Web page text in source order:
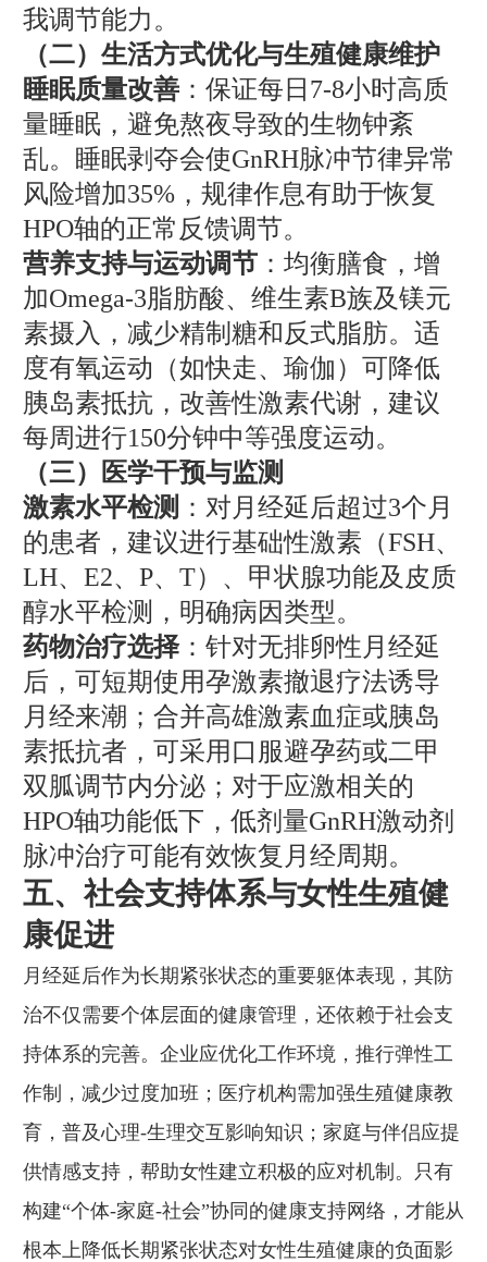
我调节能力。
（二）生活方式优化与生殖健康维护
睡眠质量改善 ：保证每日7-8小时高质
量睡眠，避免熬夜导致的生物钟紊
乱。睡眠剥夺会使GnRH脉冲节律异常
风险增加35%，规律作息有助于恢复
HPO轴的正常反馈调节。
营养支持与运动调节 ：均衡膳食，增
加Omega-3脂肪酸、维生素B族及镁元
素摄入，减少精制糖和反式脂肪。适
度有氧运动（如快走、瑜伽）可降低
胰岛素抵抗，改善性激素代谢，建议
每周进行150分钟中等强度运动。
（三）医学干预与监测
激素水平检测 ：对月经延后超过3个月
的患者，建议进行基础性激素（FSH、
LH、E2、P、T）、甲状腺功能及皮质
醇水平检测，明确病因类型。
药物治疗选择：针对无排卵性月经延
后，可短期使用孕激素撤退疗法诱导
月经来潮；合并高雄激素血症或胰岛
素抵抗者，可采用口服避孕药或二甲
双胍调节内分泌；对于应激相关的
HPO轴功能低下，低剂量GnRH激动剂
脉冲治疗可能有效恢复月经周期。
五、社会支持体系与女性生殖健
康促进
月经延后作为长期紧张状态的重要躯体表现，其防
治不仅需要个体层面的健康管理，还依赖于社会支
持体系的完善。企业应优化工作环境，推行弹性工
作制，减少过度加班；医疗机构需加强生殖健康教
育，普及心理-生理交互影响知识；家庭与伴侣应提
供情感支持，帮助女性建立积极的应对机制。只有
构建“个体-家庭-社会”协同的健康支持网络，才能从
根本上降低长期紧张状态对女性生殖健康的负面影